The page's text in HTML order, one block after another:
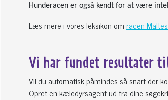
Hunderacen er også kendt for at være
Læs mere i vores leksikon omracen
Vi har fundet resultater
Vil du automatisk påmindes så snart der
Opret en kæledyrsagent ud fra dine